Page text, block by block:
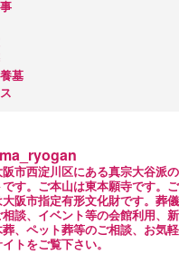
墓
市西淀川区にある真宗大谷派
です。ご本山は東本願寺です。
大阪市指定有形文化財です。葬
相談、イベント等の会館利用、
、ペット葬等のご相談、お気
トをご覧下さい。